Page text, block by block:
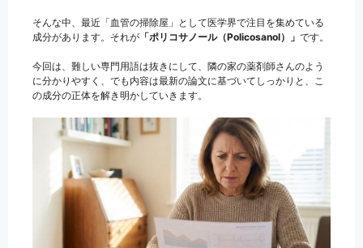
そんな中、最近「血管の掃除屋」として医学界で注目を集めている
成分があります。それが 「ポリコサノール（Policosanol）」 です。
今回は、難しい専門用語は抜きにして、隣の家の薬剤師さんのよう
に分かりやすく、でも内容は最新の論文に基づいてしっかりと、こ
の成分の正体を解き明かしていきます。